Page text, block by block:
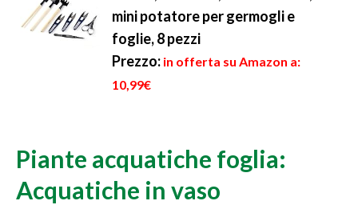
mini potatore per germogli e
foglie, 8 pezzi
Prezzo: in offerta su Amazon a:
10,99€
Piante acquatiche foglia:
Acquatiche in vaso